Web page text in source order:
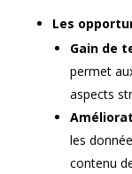
Les
Gain de
permet
aspects
les
contenu